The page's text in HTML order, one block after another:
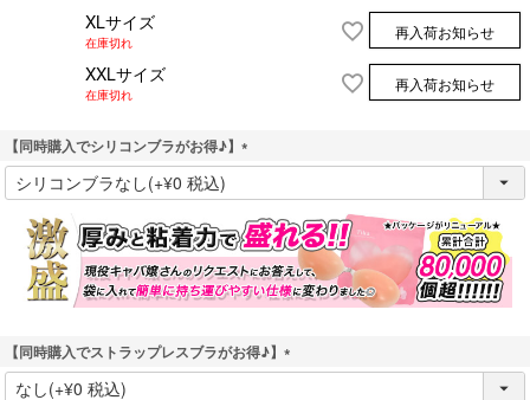
XLサイズ
在庫切れ
再入荷お知らせ
XXLサイズ
在庫切れ
再入荷お知らせ
【同時購入でシリコンブラがお得♪】
(
)
【同時購入でストラップレスブラがお得♪】
(